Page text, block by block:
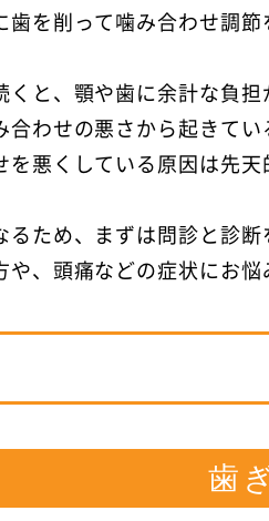
を削って噛み合わせ調節
くと、顎や歯に余計な負
合わせの悪さから起きて
を悪くしている原因は先
ため、まずは問診と診断
や、頭痛などの症状にお
歯